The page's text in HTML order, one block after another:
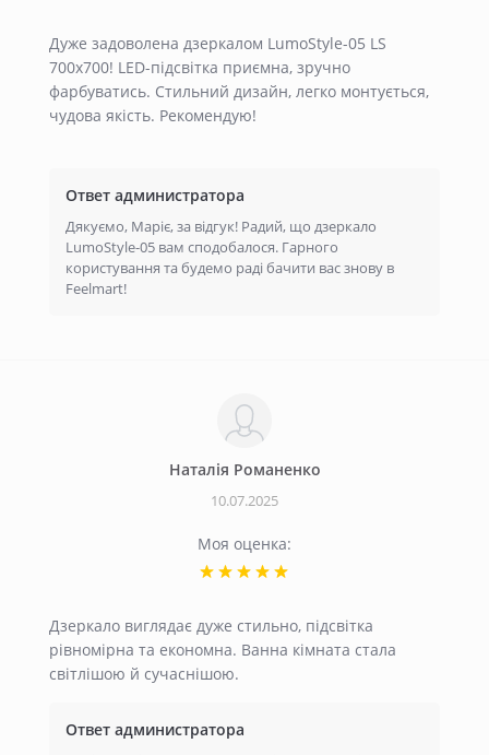
Дуже задоволена дзеркалом LumoStyle-05 LS
700x700! LED-підсвітка приємна, зручно
фарбуватись. Стильний дизайн, легко монтується,
чудова якість. Рекомендую!
Ответ администратора
Дякуємо, Маріє, за відгук! Радий, що дзеркало
LumoStyle-05 вам сподобалося. Гарного
користування та будемо раді бачити вас знову в
Feelmart!
Наталія Романенко
10.07.2025
Моя оценка:
Дзеркало виглядає дуже стильно, підсвітка
рівномірна та економна. Ванна кімната стала
світлішою й сучаснішою.
Ответ администратора